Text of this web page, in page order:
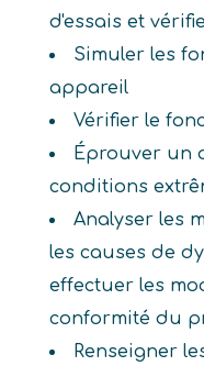
d'essais et
Simuler les
appareil
Vérifier le
Éprouver un
conditions
Analyser les
les causes de
effectuer les
conformité du
Renseigner